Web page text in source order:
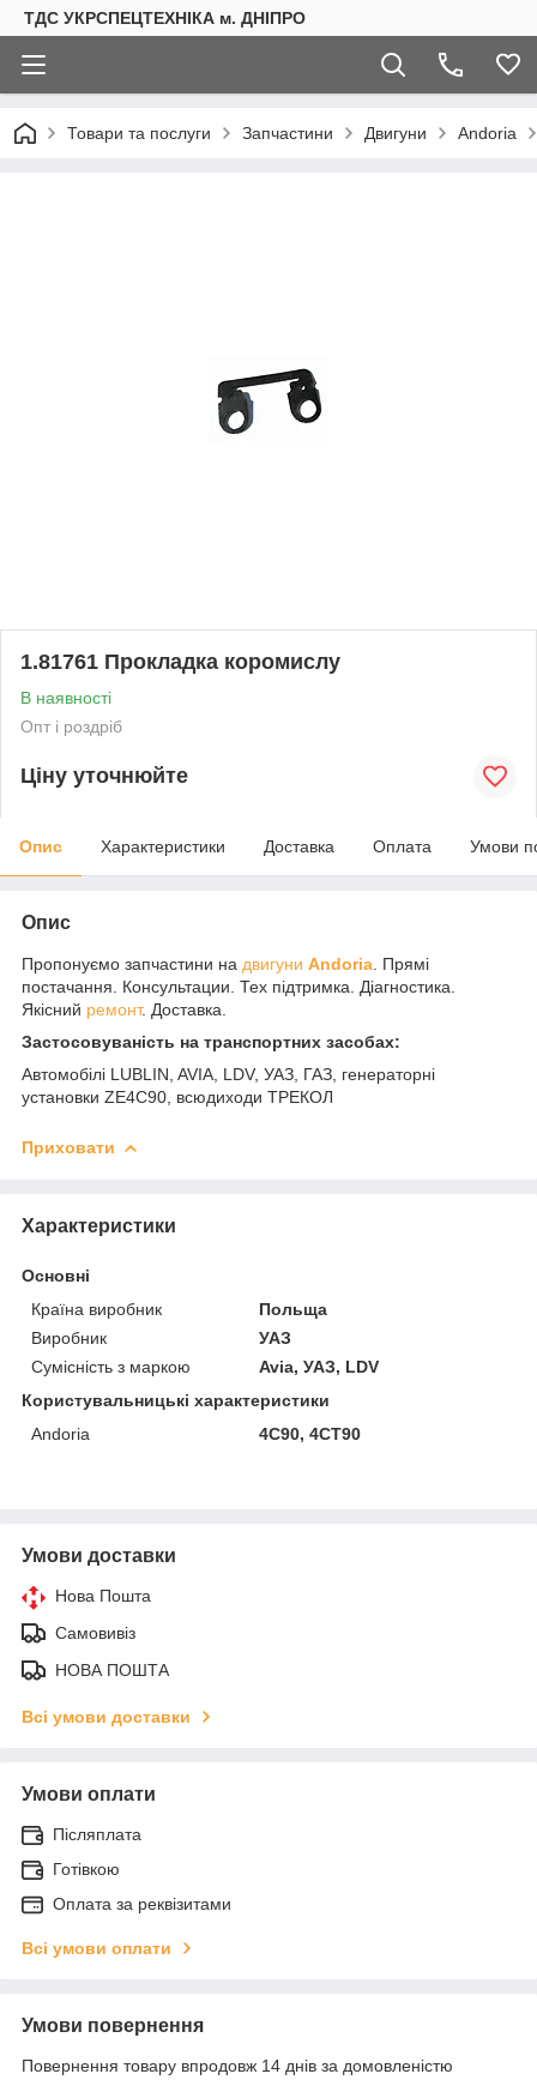
ТДС УКРСПЕЦТЕХНІКА м. ДНІПРО
Товари та послуги Запчастини Двигуни Andoria
1.81761 Прокладка коромислу
В наявності
Опт і роздріб
Ціну уточнюйте
Опис Характеристики Доставка Оплата Умови
Опис
Пропонуємо запчастини на двигуни Andoria . Прямі
постачання. Консультации. Тех підтримка. Діагностика.
Якісний ремонт. Доставка.
Застосовуваність на транспортних засобах:
Автомобілі LUBLIN, AVIA, LDV, УАЗ, ГАЗ, генераторні
установки ZE4C90, всюдиходи ТРЕКОЛ
Приховати
Характеристики
Основні
Країна виробник
Польща
Виробник
УАЗ
Сумісність з маркою
Avia, УАЗ, LDV
Користувальницькі характеристики
Andoria
4С90, 4СТ90
Умови доставки
Нова Пошта
Самовивіз
НОВА ПОШТА
Всі умови доставки
Умови оплати
Післяплата
Готівкою
Оплата за реквізитами
Всі умови оплати
Умови повернення
Повернення товару впродовж 14 днів за домовленістю